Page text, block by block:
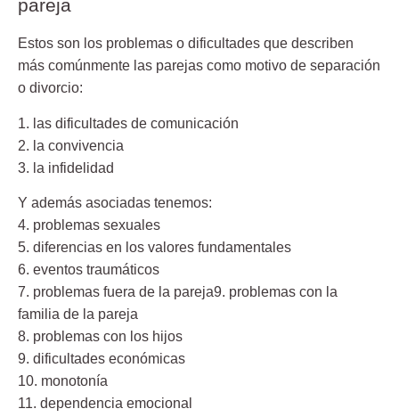
pareja
Estos son los problemas o dificultades que describen
más comúnmente las parejas como motivo de separación
o divorcio:
1. las dificultades de comunicación
2. la convivencia
3. la infidelidad
Y además asociadas tenemos:
4. problemas sexuales
5. diferencias en los valores fundamentales
6. eventos traumáticos
7. problemas fuera de la pareja9. problemas con la
familia de la pareja
8. problemas con los hijos
9. dificultades económicas
10. monotonía
11. dependencia emocional